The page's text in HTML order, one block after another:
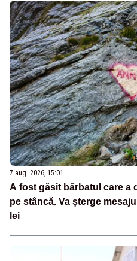
7 aug. 2026, 15:01
A fost găsit bărbatul care a
pe stâncă. Va șterge
lei